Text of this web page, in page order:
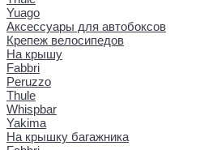
Yuago
Аксессуары для автобоксов
Крепеж велосипедов
На крышу
Fabbri
Peruzzo
Thule
Whispbar
Yakima
На крышку багажника